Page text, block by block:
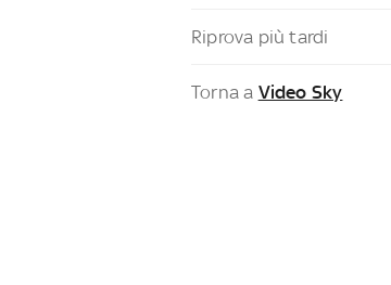
Riprova più tardi
Torna a Video Sky